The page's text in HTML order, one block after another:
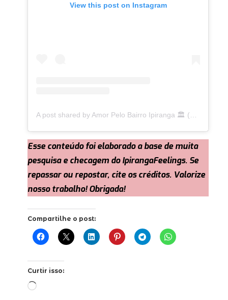
View this post on Instagram
Esse conteúdo foi elaborado a base de muita
pesquisa e checagem do IpirangaFeelings. Se
repassar ou repostar, cite os créditos. Valorize
nosso trabalho! Obrigada!
Compartilhe o post:
Curtir isso:
Carregando...